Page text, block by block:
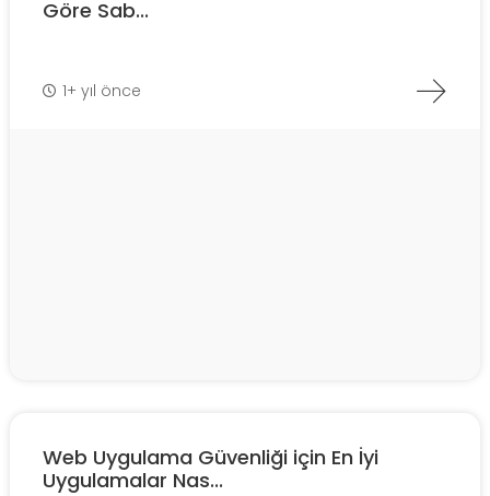
Göre Sab...
1+ yıl önce
Web Uygulama Güvenliği için En İyi
Uygulamalar Nas...